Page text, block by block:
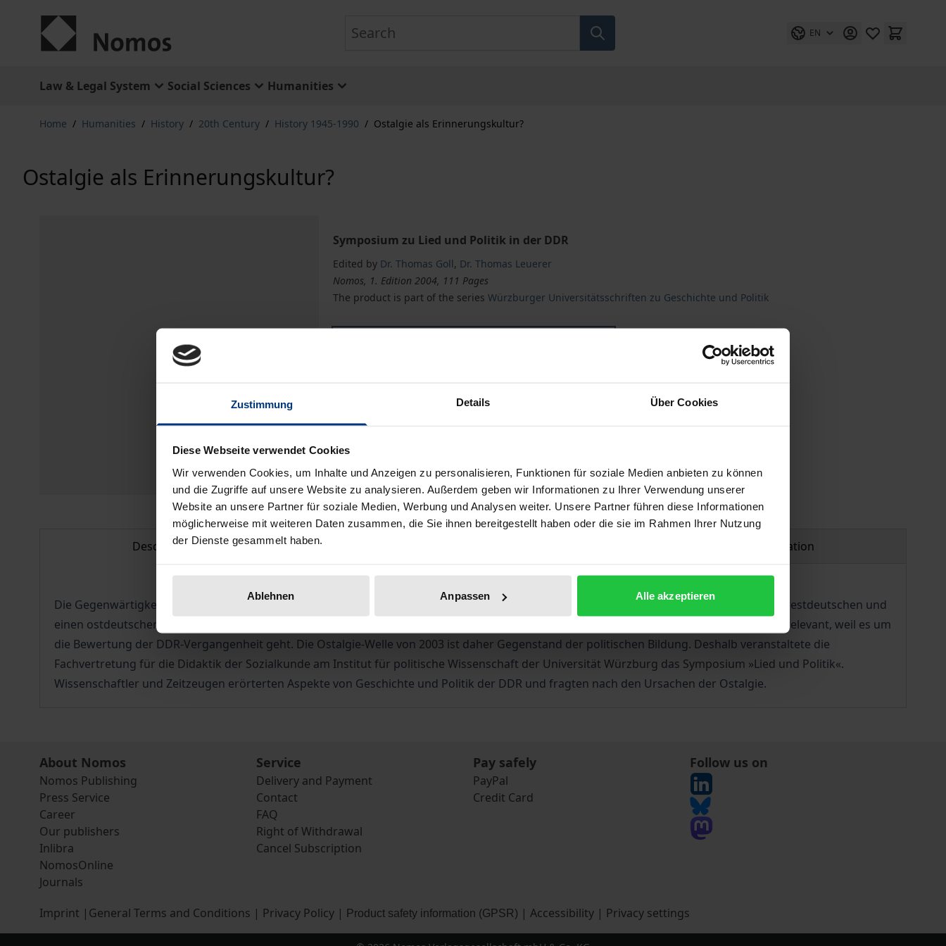
Zustimmung Details Über Cookies
Diese Webseite verwendet Cookies
Wir verwenden Cookies, um Inhalte und Anzeigen zu personalisieren, Funktionen für soziale Medien anbieten zu können
und die Zugriffe auf unsere Website zu analysieren. Außerdem geben wir Informationen zu Ihrer Verwendung unserer
Website an unsere Partner für soziale Medien, Werbung und Analysen weiter. Unsere Partner führen diese Informationen
möglicherweise mit weiteren Daten zusammen, die Sie ihnen bereitgestellt haben oder die sie im Rahmen Ihrer Nutzung
der Dienste gesammelt haben.
Ablehnen Anpassen Alle akzeptieren
EN
Law & Legal System Social Sciences Humanities
Home / Humanities / History / 20th Century / History 1945-1990 / Ostalgie als Erinnerungskultur?
Ostalgie als Erinnerungskultur?
Symposium zu Lied und Politik in der DDR
Edited by Dr. Thomas Goll, Dr. Thomas Leuerer
Nomos, 1. Edition 2004, 111 Pages
The product is part of the seriesWürzburger Universitätsschriften zu Geschichte und Politik
Delivery cost notice
Description Product safety information
Die Gegenwärtigkeit des Vergangenen bestimmt bis heute die deutsche Politik. Erinnerung hat aber in Deutschland zwei Stränge, einen westdeutschen und
einen ostdeutschen. In der kollektiven Erinnerung der Ostdeutschen spielen Aspekte der Alltagskultur eine große Rolle. Sie sind politisch relevant, weil es um
die Bewertung der DDR-Vergangenheit geht. Die Ostalgie-Welle von 2003 ist daher Gegenstand der politischen Bildung. Deshalb veranstaltete die
Fachvertretung für die Didaktik der Sozialkunde am Institut für politische Wissenschaft der Universität Würzburg das Symposium »Lied und Politik«.
Wissenschaftler und Zeitzeugen erörterten Aspekte von Geschichte und Politik der DDR und fragten nach den Ursachen der Ostalgie.
About Nomos
Nomos Publishing
Press Service
Career
Our publishers
Inlibra
NomosOnline
Journals
Service
Delivery and Payment
Contact
FAQ
Right of Withdrawal
Cancel Subscription
Pay safely
PayPal
Credit Card
Follow us on
Imprint | General Terms and Conditions | Privacy Policy | Product safety information (GPSR) | Accessibility | Privacy settings